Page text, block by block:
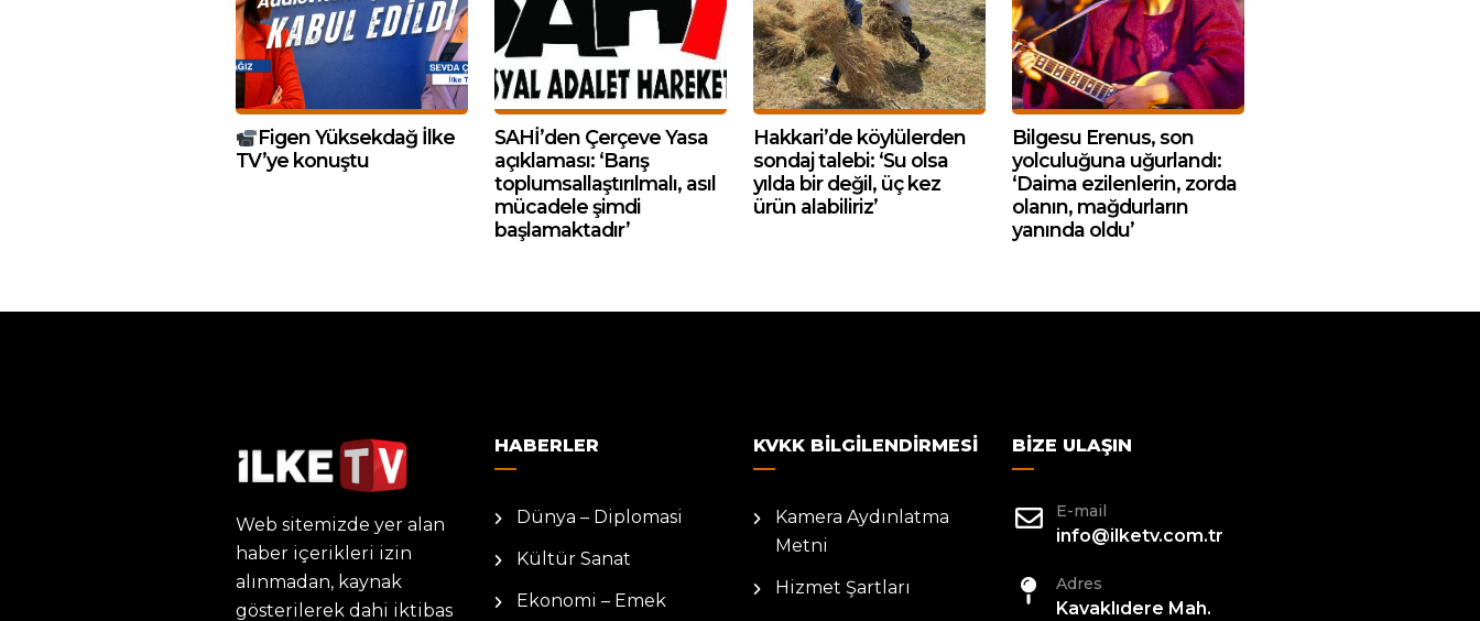
Figen Yüksekdağ İlke
TV’ye konuştu
SAHİ’den Çerçeve Yasa
açıklaması: ‘Barış
toplumsallaştırılmalı, asıl
mücadele şimdi
başlamaktadır’
Hakkari’de köylülerden
sondaj talebi: ‘Su olsa
yılda bir değil, üç kez
ürün alabiliriz’
Bilgesu Erenus, son
yolculuğuna uğurlandı:
‘Daima ezilenlerin, zorda
olanın, mağdurların
yanında oldu’
Web sitemizde yer alan
haber içerikleri izin
alınmadan, kaynak
gösterilerek dahi iktibas
HABERLER
Dünya – Diplomasi
Kültür Sanat
Ekonomi – Emek
KVKK BILGILENDIRMESI
Kamera Aydınlatma
Metni
Hizmet Şartları
BIZE ULAŞIN
E-mail
info@ilketv.com.tr
Adres
Kavaklıdere Mah.